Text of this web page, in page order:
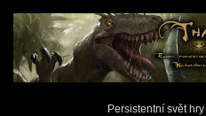
Persistentní svět